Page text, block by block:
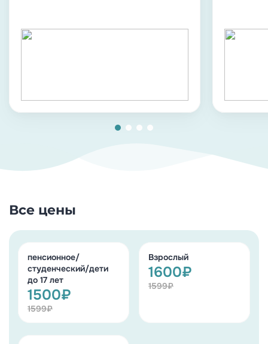
Все цены
пенсионное/
студенческий/дети
до 17 лет
1500₽
1599₽
Взрослый
1600₽
1599₽